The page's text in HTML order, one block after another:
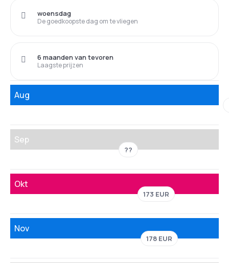
De goedkoopste dag om te vliegen
woensdag
Laagste prijzen
6 maanden van tevoren
Aug
Sep
??
Okt
173 EUR
Nov
178 EUR